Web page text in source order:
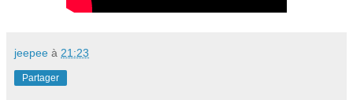
jeepee à 21:23
Partager